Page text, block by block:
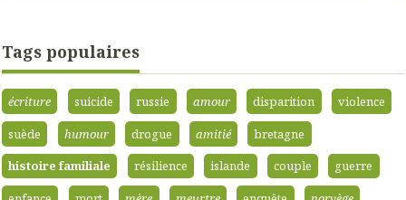
Tags populaires
écriture suicide russie amour disparition
violence
suède
humour drogue amitié
bretagne
histoire familiale
résilience islande couple
guerre